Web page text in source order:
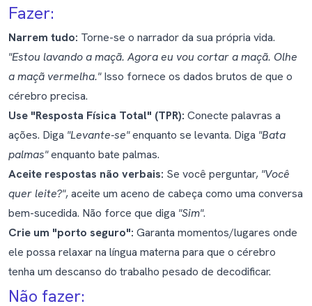
Fazer:
Narrem tudo: Torne-se o narrador da sua própria vida.
"Estou lavando a maçã. Agora eu vou cortar a maçã. Olhe
a maçã vermelha."Isso fornece os dados brutos de que o
cérebro precisa.
Use "Resposta Física Total" (TPR): Conecte palavras a
ações. Diga "Levante-se"enquanto se levanta. Diga "Bata
palmas"enquanto bate palmas.
Aceite respostas não verbais: Se você perguntar, "Você
quer leite?", aceite um aceno de cabeça como uma conversa
bem-sucedida. Não force que diga "Sim".
Crie um "porto seguro": Garanta momentos/lugares onde
ele possa relaxar na língua materna para que o cérebro
tenha um descanso do trabalho pesado de decodificar.
Não fazer: